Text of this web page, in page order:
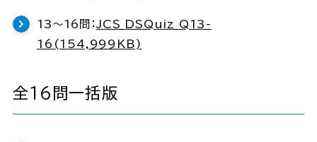
13～16問：JCS_DSQuiz_Q13-
16(154,999KB)
全16問一括版